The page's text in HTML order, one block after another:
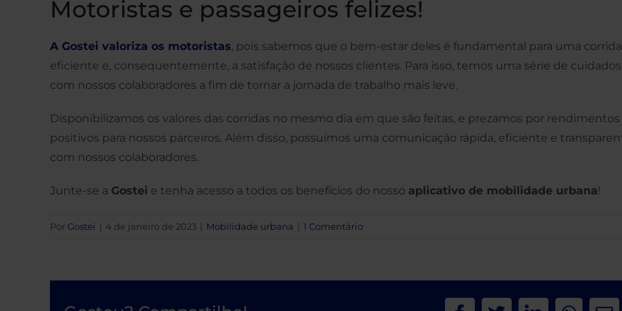
Motoristas e passageiros felizes!
A Gostei valoriza os motoristas, pois sabemos que o bem-estar deles é fundamental para uma corrida
eficiente e, consequentemente, a satisfação de nossos clientes. Para isso, temos uma série de cuidados
com nossos colaboradores a fim de tornar a jornada de trabalho mais leve.
Disponibilizamos os valores das corridas no mesmo dia em que são feitas, e prezamos por rendimentos
positivos para nossos parceiros. Além disso, possuímos uma comunicação rápida, eficiente e
com nossos colaboradores.
Junte-se a Gostei e tenha acesso a todos os benefícios do nosso aplicativo de mobilidade urbana!
Por Gostei | 4 de janeiro de 2023 | Mobilidade urbana | 1 Comentário